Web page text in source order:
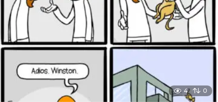
4 0